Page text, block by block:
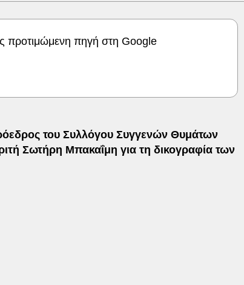
προτιμώμενη πηγή στη Google
του Συλλόγου Συγγενών Θυμάτων
Σωτήρη Μπακαΐμη για τη δικογραφία των